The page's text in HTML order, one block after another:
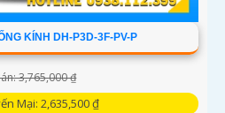
KÍNH DH-P3D-3F-PV-P
3,765,000 ₫
Mại: 2,635,500 ₫